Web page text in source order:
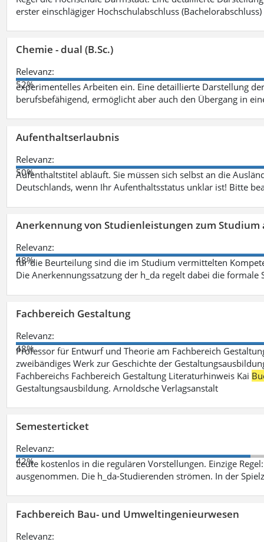
erster einschlägiger Hochschulabschluss
Chemie - dual (B.Sc.)
Relevanz:
52%
experimentelles Arbeiten ein. Eine detaillierte Darstellung
berufsbefähigend, ermöglicht aber auch den Übergang in
Aufenthaltserlaubnis
Relevanz:
50%
Aufenthaltstitel abläuft. Sie müssen sich selbst an die
Deutschlands, wenn Ihr Aufenthaltsstatus unklar ist! Bitte
Anerkennung von Studienleistungen zum Studium
Relevanz:
48%
für die Beurteilung sind die im Studium vermittelten
Die Anerkennungssatzung der h_da regelt dabei die formale
Fachbereich Gestaltung
Relevanz:
48%
Professor für Entwurf und Theorie am Fachbereich
zweibändiges Werk zur Geschichte der
Fachbereichs Fachbereich Gestaltung Literaturhinweis Kai
Gestaltungsausbildung. Arnoldsche Verlagsanstalt
Semesterticket
Relevanz:
42%
Leute kostenlos in die regulären Vorstellungen. Einzige
ausgenommen. Die h_da-Studierenden strömen. In der
Fachbereich Bau- und Umweltingenieurwesen
Relevanz: